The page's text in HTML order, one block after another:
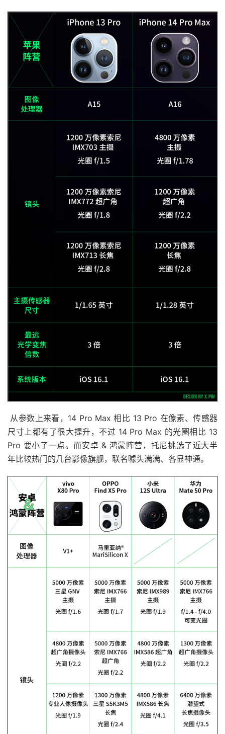
从参数上来看，14 Pro Max 相比 13 Pro 在像素、传感器
尺寸上都有了很大提升，不过 14 Pro Max 的光圈相比 13
Pro 要小了一点。而安卓 & 鸿蒙阵营，托尼挑选了近大半
年比较热门的几台影像旗舰，联名噱头满满、各显神通。